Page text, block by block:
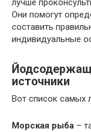
лучше
Они помогут
составить
индивидуальные
источники
Вот список самых
Морская рыба –